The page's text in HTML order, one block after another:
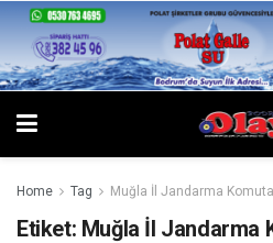
Home Tag Muğla İl Jandarma
Etiket: Muğla İl Jandarma